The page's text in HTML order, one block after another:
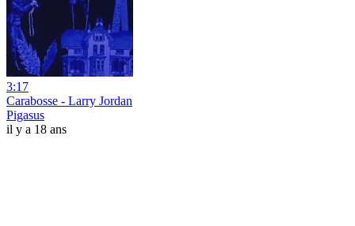
3:17
Carabosse - Larry Jordan
Pigasus
il y a 18 ans